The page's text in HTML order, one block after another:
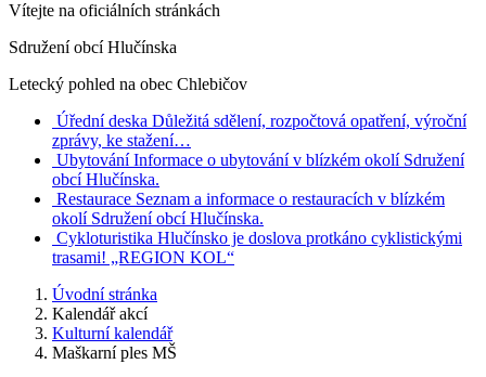
Vítejte na oficiálních stránkách
Sdružení obcí Hlučínska
Letecký pohled na obec Chlebičov
Úřední deska Důležitá sdělení, rozpočtová opatření, výroční
zprávy, ke stažení…
Ubytování Informace o ubytování v blízkém okolí Sdružení
obcí Hlučínska.
Restaurace Seznam a informace o restauracích v blízkém
okolí Sdružení obcí Hlučínska.
Cykloturistika Hlučínsko je doslova protkáno cyklistickými
trasami! „REGION KOL“
Úvodní stránka
Kalendář akcí
Kulturní kalendář
Maškarní ples MŠ